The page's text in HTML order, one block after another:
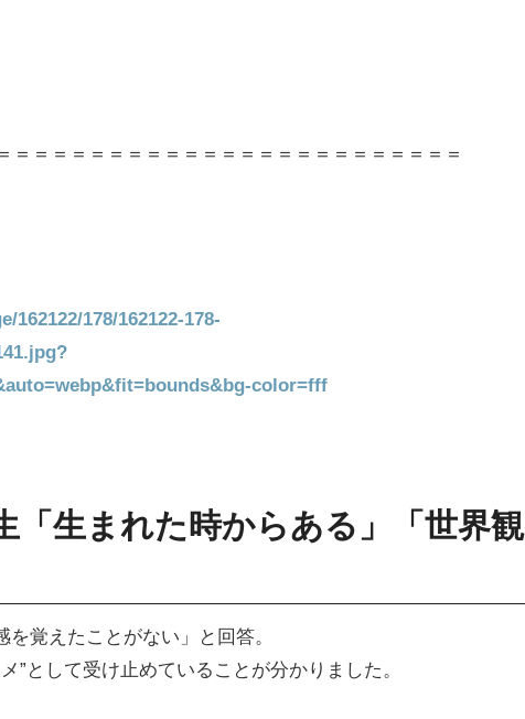
＝＝＝＝＝＝＝＝＝＝＝＝＝＝＝＝＝＝＝＝＝＝＝＝
178/162122-178-
color=fff
「生まれた時からある」「世界観
覚えたことがない」と回答。
”として受け止めていることが分かりました。